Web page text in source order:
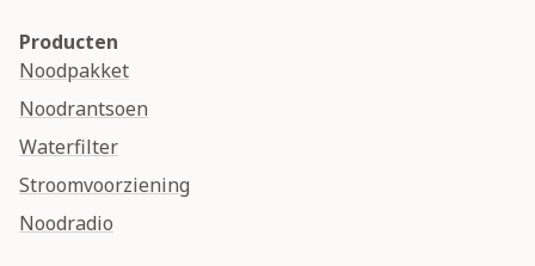
Producten
Noodpakket
Noodrantsoen
Waterfilter
Stroomvoorziening
Noodradio